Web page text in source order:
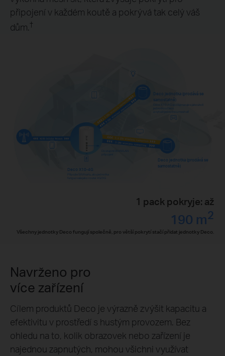
připojení v každém koutě a pokrývá tak celý váš
dům.†
Deco X10-4G
Připojte SIM kartu, aby jednotka
funguovala jako router 4G/3G
Deco jednotka (prodává se
samostatně)
Deco jednotka (prodává se
samostatně)
1 pack pokryje: až
190 m2
Všechny jednotky Deco fungují společně, pro větší pokrytí stačí přidat jednotky Deco.
Navrženo pro
více zařízení
Cílem produktů Deco je výrazně zvýšit kapacitu a
efektivitu v prostředí s hustým provozem. Bez
ohledu na to, kolik obrazovek nebo zařízení je
najednou zapnutých, mohou všichni využívat